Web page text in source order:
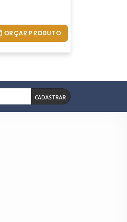
ORÇAR PRODUTO
CADASTRAR